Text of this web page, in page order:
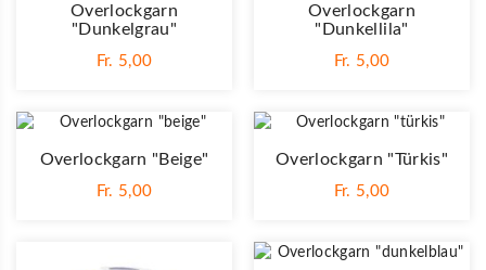
Overlockgarn
"dunkelgrau"
Fr. 5,00
Overlockgarn
"dunkellila"
Fr. 5,00
Overlockgarn "beige"
Fr. 5,00
Overlockgarn "türkis"
Fr. 5,00